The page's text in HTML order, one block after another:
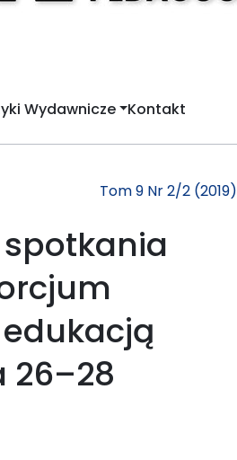
Wydawnicze Kontakt
Tom 9 Nr 2/2 (2019)
26–28